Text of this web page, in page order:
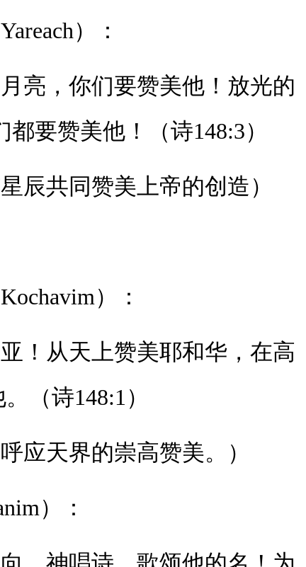
）：
亮，你们要赞美他！放光的
都要赞美他！（诗148:3）
星辰共同赞美上帝的创造）
）：
！从天上赞美耶和华，在高
（诗148:1）
呼应天界的崇高赞美。）
）：